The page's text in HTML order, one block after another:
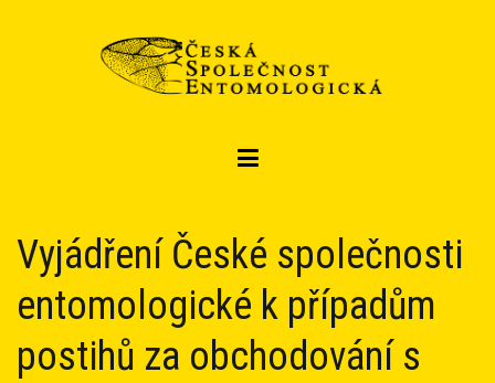
Vyjádření České společnosti
entomologické k případům
postihů za obchodování s